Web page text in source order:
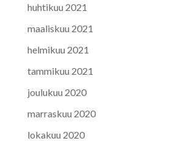
huhtikuu 2021
maaliskuu 2021
helmikuu 2021
tammikuu 2021
joulukuu 2020
marraskuu 2020
lokakuu 2020